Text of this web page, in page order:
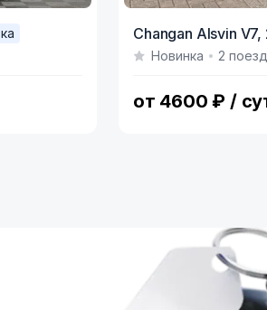
of
Changan Alsvin V7,
Новинка
2
от 4600 ₽ /